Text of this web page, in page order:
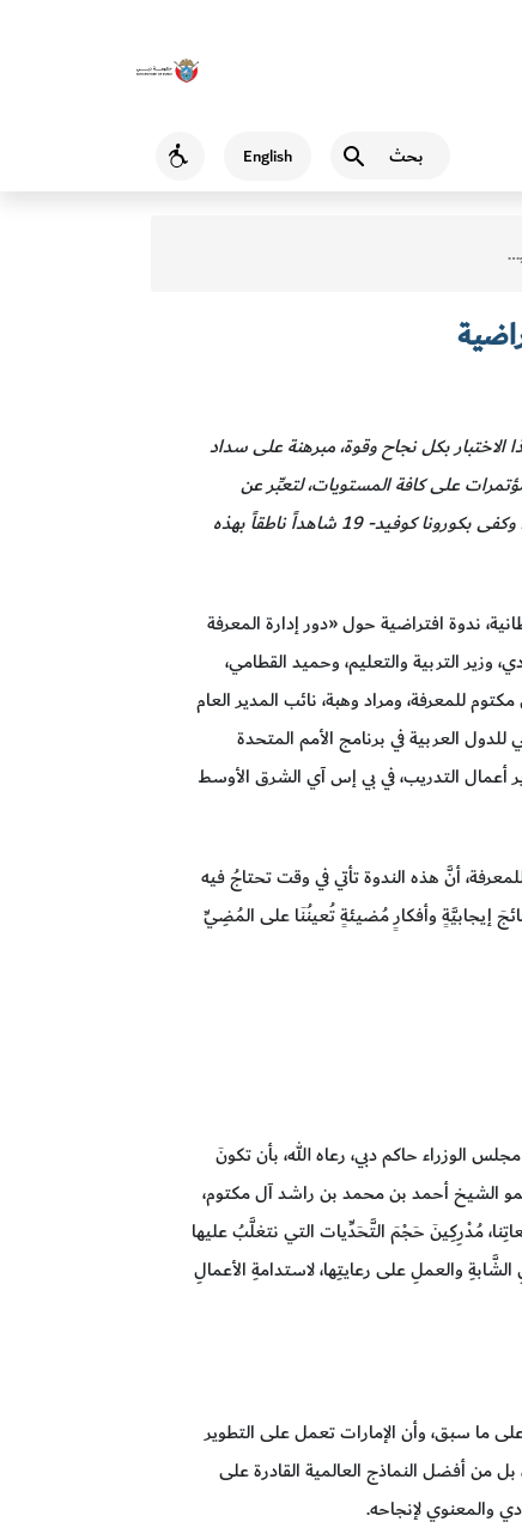
English
Accessibility
الاختبار بكل نجاح وقوة، مبرهنة على سداد
على كافة المستويات، لتعبِّر عن
إنجازاتها المتحققة عماً مشاهداً لا قولاً، فحين يتكلّم الناس، تعمل الإمارات بكل جدٍّ لتتصدَّر المراكز الأولى؛ وكفى بكورونا كوفيد- 19 شاهداً ناطقاً بهذه
ندوة افتراضية حول «دور إدارة المعرفة
التربية والتعليم، وحميد القطامي،
للمعرفة، ومراد وهبة، نائب المدير العام
للدول العربية في برنامج الأمم المتحدة
أعمال التدريب، في بي إس آي الشرق الأوسط
أنَّ هذه الندوة تأتي في وقت تحتاجُ فيه
إيجابيَّةٍ وأفكارٍ مُضيئةٍ تُعينُنَا على المُضِيِّ
حاكم دبي، رعاه الله، بأن تكونَ
الشيخ أحمد بن محمد بن راشد آل مكتوم،
مُدْرِكِينَ حَجْمَ التَّحَدِّيات التي نتغلَّبُ عليها
والعملِ على رعايتِها، لاستدامةِ الأعمالِ
ما سبق، وأن الإمارات تعمل على التطوير
من أفضل النماذج العالمية القادرة على
والمعنوي لإنجاحه.